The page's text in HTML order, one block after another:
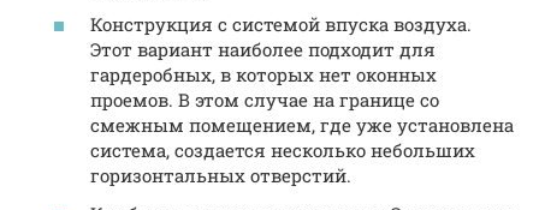
Конструкция с системой впуска воздуха.
Этот вариант наиболее подходит для
гардеробных, в которых нет оконных
проемов. В этом случае на границе со
смежным помещением, где уже установлена
система, создается несколько небольших
горизонтальных отверстий.